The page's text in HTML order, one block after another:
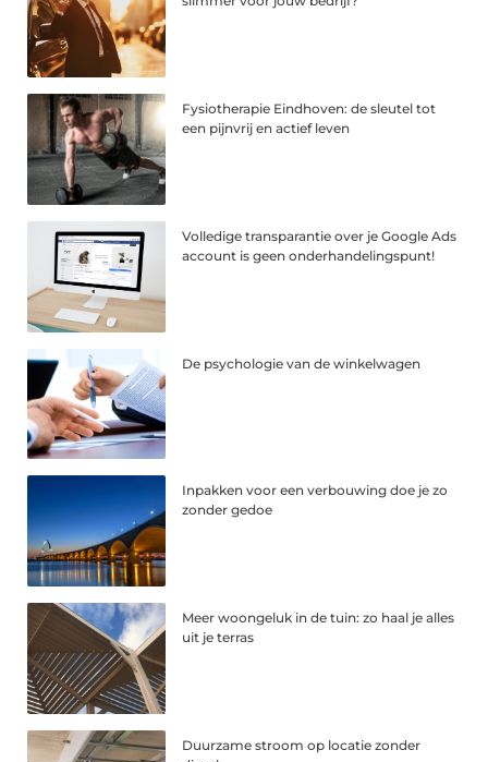
Fysiotherapie Eindhoven: de sleutel tot
een pijnvrij en actief leven
Volledige transparantie over je Google Ads
account is geen onderhandelingspunt!
De psychologie van de winkelwagen
Inpakken voor een verbouwing doe je zo
zonder gedoe
Meer woongeluk in de tuin: zo haal je alles
uit je terras
Duurzame stroom op locatie zonder